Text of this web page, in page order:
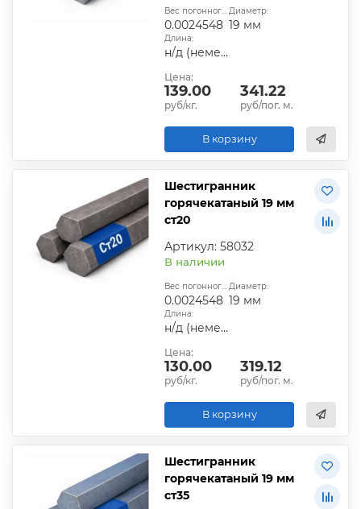
Вес погонного метра, т.:
0.0024548
Диаметр:
19 мм
Длина:
н/д (немерная)
Цена:
139.00
руб/кг.
341.22
руб/пог. м.
В корзину
Шестигранник
горячекатаный 19 мм
ст20
Артикул: 58032
В наличии
Вес погонного метра, т.:
0.0024548
Диаметр:
19 мм
Длина:
н/д (немерная)
Цена:
130.00
руб/кг.
319.12
руб/пог. м.
В корзину
Шестигранник
горячекатаный 19 мм
ст35